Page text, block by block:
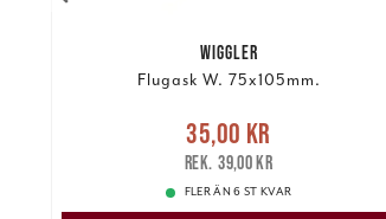
WIGGLER
Flugask W. 75x105mm.
Nuvarande pris :35,00 kr
pris:39,00 kr
35,00 kr
39,00 kr
FLER ÄN 6 ST KVAR